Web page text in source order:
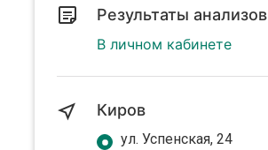
Результаты анализов
В личном кабинете
Киров
ул. Успенская, 24